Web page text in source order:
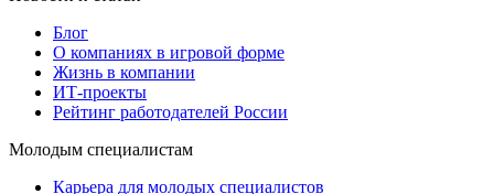
Блог
О компаниях в игровой форме
Жизнь в компании
ИТ-проекты
Рейтинг работодателей России
Молодым специалистам
Карьера для молодых специалистов